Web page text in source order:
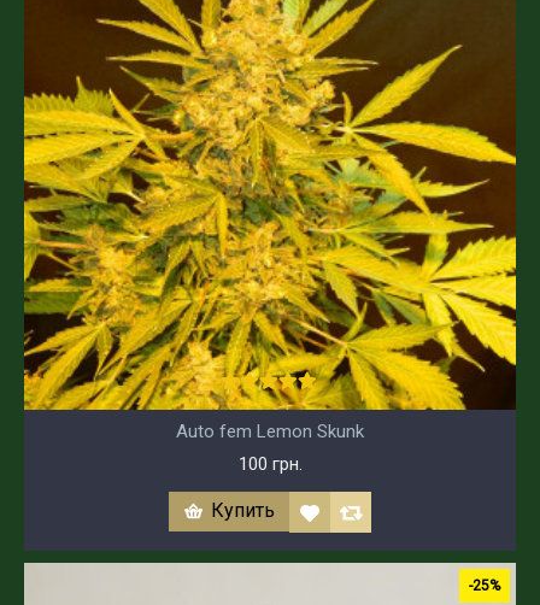
Auto fem Lemon Skunk
100 грн.
Купить
-25%